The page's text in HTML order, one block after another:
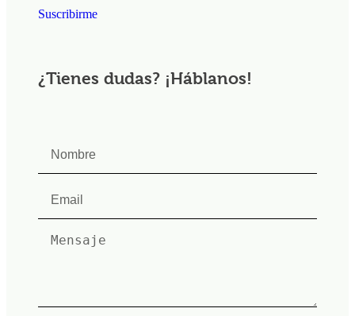
Suscribirme
¿Tienes dudas? ¡Háblanos!